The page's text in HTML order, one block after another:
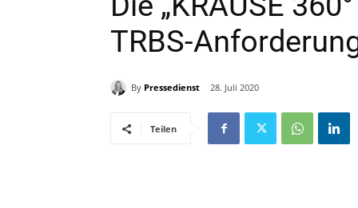
TRBS-
By Pressedienst 28. Juli 2020
Teilen